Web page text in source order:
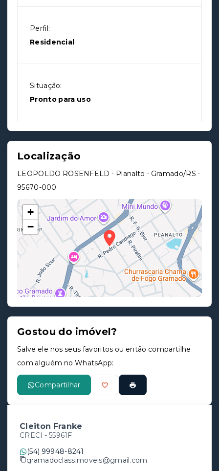
Perfil:
Residencial
Situação:
Pronto para uso
Localização
LEOPOLDO ROSENFELD - Planalto - Gramado/RS -
95670-000
+
−
Gostou do imóvel?
Salve ele nos seus favoritos ou então compartilhe
com alguém no WhatsApp:
Compartilhar
Cleiton Franke
CRECI - 55961F
(54) 99948-8241
gramadoclassimoveis@gmail.com